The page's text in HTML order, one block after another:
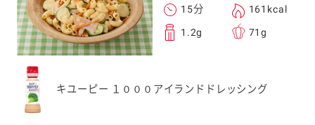
15分 161kcal
1.2g 71g
キユーピー １０００アイランドドレッシング